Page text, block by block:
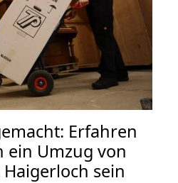
Erfahren
ein Umzug von
sein